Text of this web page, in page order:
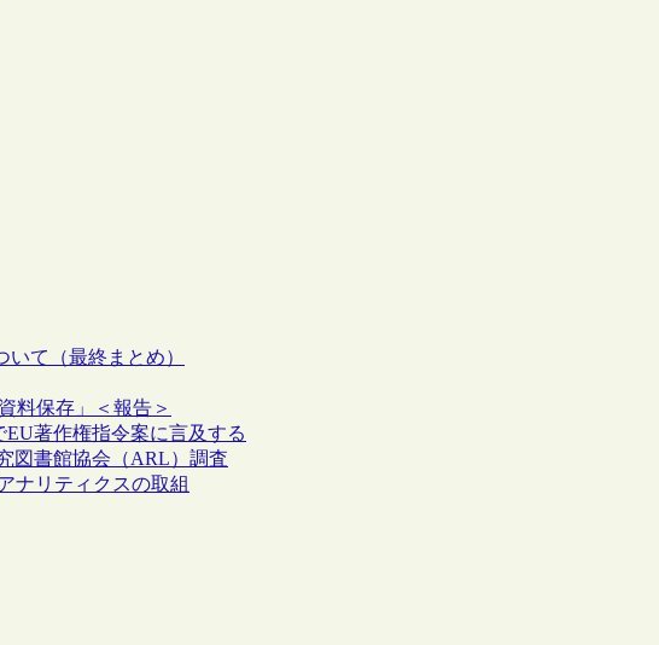
て（最終まとめ）
料保存」＜報告＞
著作権指令案に言及する
図書館協会（ARL）調査
ナリティクスの取組